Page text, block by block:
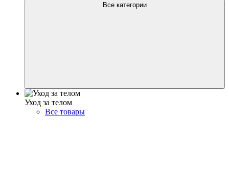
Все категории
Уход за телом
Все товары